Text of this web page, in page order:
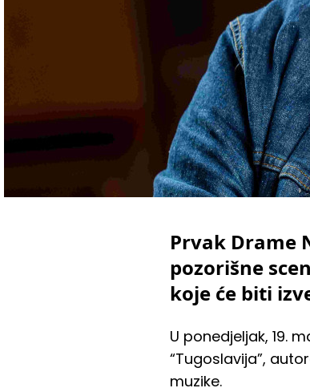
Prvak Drame
pozorišne
koje će biti
U ponedjeljak, 19.
“Tugoslavija”,
muzike.